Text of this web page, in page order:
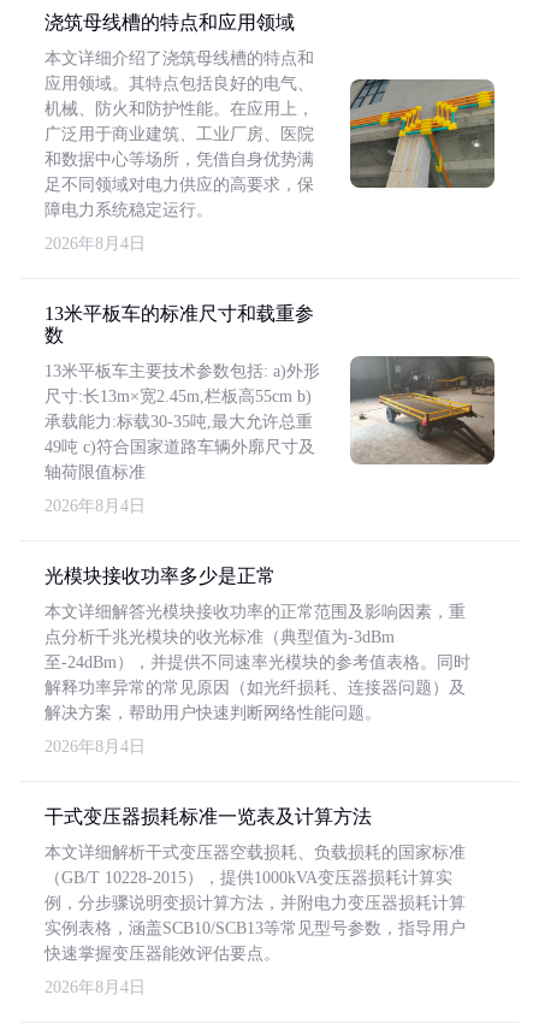
浇筑母线槽的特点和应用领域
本文详细介绍了浇筑母线槽的特点和
应用领域。其特点包括良好的电气、
机械、防火和防护性能。在应用上，
广泛用于商业建筑、工业厂房、医院
和数据中心等场所，凭借自身优势满
足不同领域对电力供应的高要求，保
障电力系统稳定运行。
2026年8月4日
13米平板车的标准尺寸和载重参
数
13米平板车主要技术参数包括: a)外形
尺寸:长13m×宽2.45m,栏板高55cm b)
承载能力:标载30-35吨,最大允许总重
49吨 c)符合国家道路车辆外廓尺寸及
轴荷限值标准
2026年8月4日
光模块接收功率多少是正常
本文详细解答光模块接收功率的正常范围及影响因素，重
点分析千兆光模块的收光标准（典型值为-3dBm
至-24dBm），并提供不同速率光模块的参考值表格。同时
解释功率异常的常见原因（如光纤损耗、连接器问题）及
解决方案，帮助用户快速判断网络性能问题。
2026年8月4日
干式变压器损耗标准一览表及计算方法
本文详细解析干式变压器空载损耗、负载损耗的国家标准
（GB/T 10228-2015），提供1000kVA变压器损耗计算实
例，分步骤说明变损计算方法，并附电力变压器损耗计算
实例表格，涵盖SCB10/SCB13等常见型号参数，指导用户
快速掌握变压器能效评估要点。
2026年8月4日